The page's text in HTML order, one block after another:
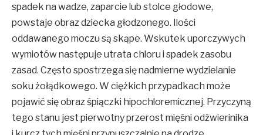
spadek na wadze, zaparcie lub stolce głodowe,
powstaje obraz dziecka głodzonego. Ilości
oddawanego moczu są skąpe. Wskutek uporczywych
wymiotów następuje utrata chloru i spadek zasobu
zasad. Często spostrzega się nadmierne wydzielanie
soku żołądkowego. W ciężkich przypadkach może
pojawić się obraz śpiączki hipochloremicznej. Przyczyną
tego stanu jest pierwotny przerost mięśni odźwierinika